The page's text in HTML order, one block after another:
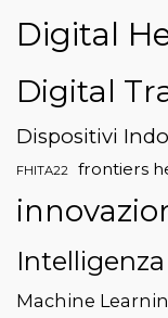
Digital
Digital
Dispositivi
FHITA22 frontiers
Machine